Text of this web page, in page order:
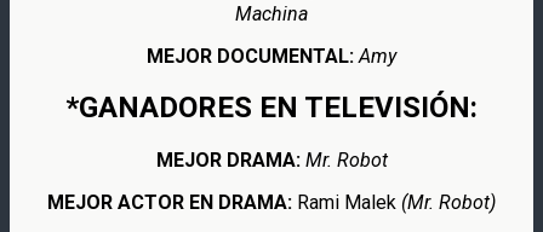
Machina
MEJOR DOCUMENTAL: Amy
*GANADORES EN TELEVISIÓN:
MEJOR DRAMA: Mr. Robot
MEJOR ACTOR EN DRAMA: Rami Malek (Mr. Robot)